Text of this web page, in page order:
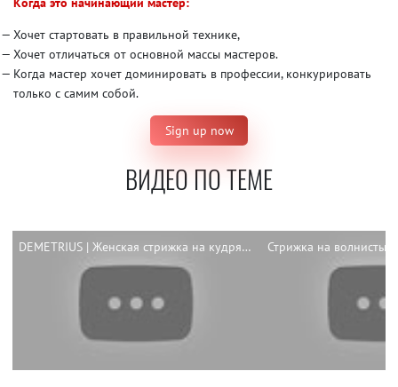
Хочет стартовать в правильной технике,
Хочет отличаться от основной массы мастеров.
Когда мастер хочет доминировать в профессии, конкурировать
только с самим собой.
Sign up now
ВИДЕО ПО ТЕМЕ
DEMETRIUS | Женская стрижка на кудрявые волосы